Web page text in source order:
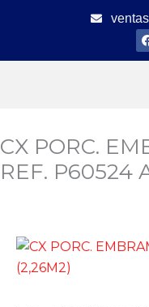
CX PORC.
REF. P60524